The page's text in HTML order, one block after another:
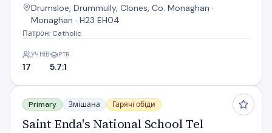
Drumsloe, Drummully, Clones, Co. Monaghan ·
Monaghan · H23 EH04
Патрон: Catholic
УЧНІВ
17
PTR
5.7:1
Saint Enda's National School Tel
Primary Змішана Гарячі обіди
Saint Enda's National School Tel